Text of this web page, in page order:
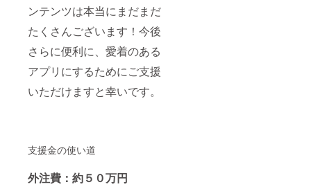
ンテンツは本当にまだまだ
たくさんございます！今後
さらに便利に、愛着のある
アプリにするためにご支援
いただけますと幸いです。
支援金の使い道
外注費：約５０万円